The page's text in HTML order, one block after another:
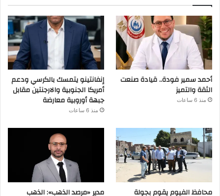
أحمد سمير فودة.. قيادة صنعت
الثقة والتميز
منذ 6 ساعات
إنفانتينو يتمسك بالكرسي ودعم
أمريكا الجنوبية والارجنتين مقابل
جبهة أوروبية معارضة
منذ 6 ساعات
محافظ الفيوم يقوم بجولة مدير «مرصد الذهب»: الذهب